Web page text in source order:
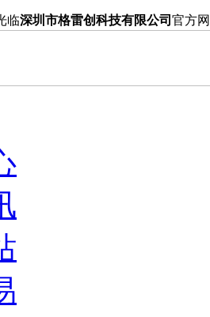
临深圳市格雷创科技有限公司 官方